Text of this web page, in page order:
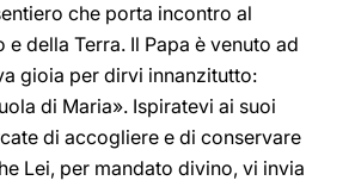
che porta incontro al
e della Terra. Il Papa è venuto ad
gioia per dirvi innanzitutto:
di Maria». Ispiratevi ai suoi
di accogliere e di conservare
Lei, per mandato divino, vi invia